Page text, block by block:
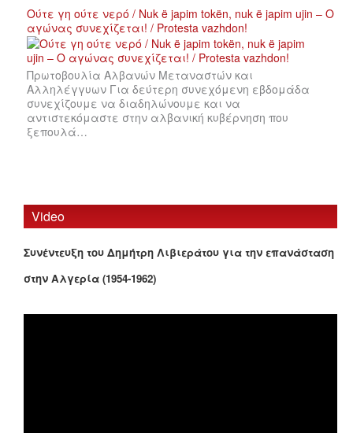
Ούτε γη ούτε νερό / Nuk ë japim tokën, nuk ë japim ujin – Ο
αγώνας συνεχίζεται! / Protesta vazhdon!
Πρωτοβουλία Αλβανών Μεταναστών και
Αλληλέγγυων Για δεύτερη συνεχόμενη εβδομάδα
συνεχίζουμε να διαδηλώνουμε και να
αντιστεκόμαστε στην αλβανική κυβέρνηση που
ξεπουλά…
Video
Συνέντευξη του Δημήτρη Λιβιεράτου για την επανάσταση
στην Αλγερία (1954-1962)